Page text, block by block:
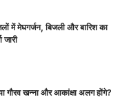
में मेघगर्जन, बिजली और बारिश का
गौरव खन्ना और आकांक्षा अलग होंगे?